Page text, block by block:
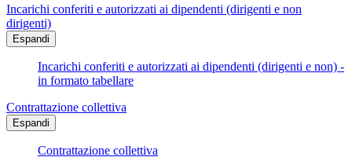
Incarichi conferiti e autorizzati ai dipendenti (dirigenti e non
dirigenti)
Espandi
Incarichi conferiti e autorizzati ai dipendenti (dirigenti e non) -
in formato tabellare
Contrattazione collettiva
Espandi
Contrattazione collettiva